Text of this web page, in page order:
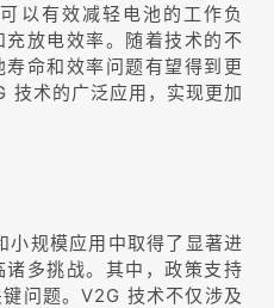
以有效减轻电池的工作负
放电效率。随着技术的不
命和效率问题有望得到更
技术的广泛应用，实现更加
小规模应用中取得了显著进
多挑战。其中，政策支持
问题。V2G 技术不仅涉及